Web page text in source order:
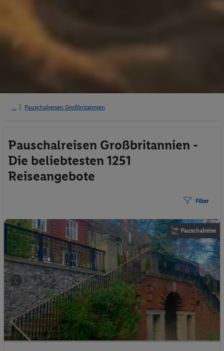
Pauschalreisen Großbritannien
Pauschalreisen Großbritannien -
Die beliebtesten 1251
Reiseangebote
Filter
Pauschalreise